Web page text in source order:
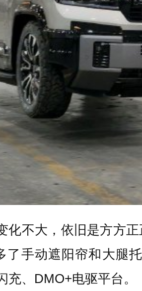
化不大，依旧是方方
了手动遮阳帘和大腿
、DMO+电驱平台。